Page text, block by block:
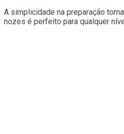
A simplicidade na preparação
nozes é perfeito para qualquer